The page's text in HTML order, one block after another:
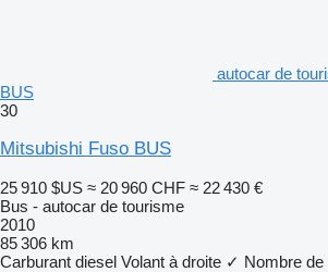
autocar de
BUS
30
Mitsubishi Fuso BUS
25 910 $US ≈ 20 960 CHF ≈ 22 430 €
Bus - autocar de tourisme
2010
85 306 km
Carburant diesel Volant à droite ✓ Nombre de